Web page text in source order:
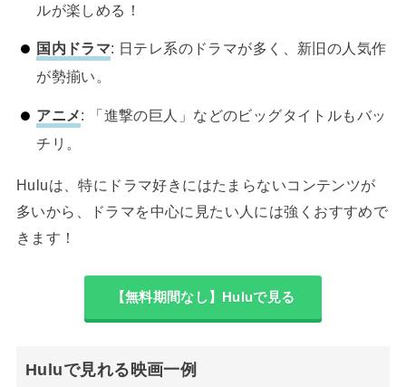
ルが楽しめる！
国内ドラマ: 日テレ系のドラマが多く、新旧の人気作
が勢揃い。
アニメ: 「進撃の巨人」などのビッグタイトルもバッ
チリ。
Huluは、特にドラマ好きにはたまらないコンテンツが
多いから、ドラマを中心に見たい人には強くおすすめで
きます！
【無料期間なし】Huluで見る
Huluで見れる映画一例